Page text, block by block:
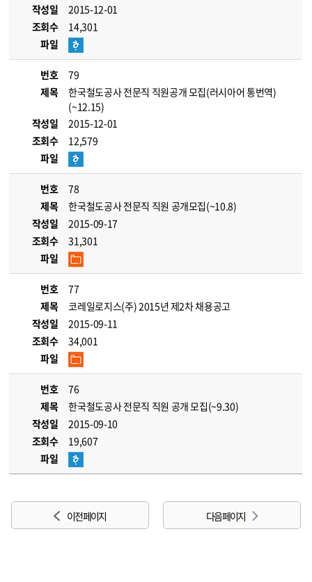
작성일
2015-12-01
조회수
14,301
파일
번호
79
제목
한국철도공사 전문직 직원공개 모집(러시아어 통번역)
(~12.15)
작성일
2015-12-01
조회수
12,579
파일
번호
78
제목
한국철도공사 전문직 직원 공개모집(~10.8)
작성일
2015-09-17
조회수
31,301
파일
번호
77
제목
코레일로지스(주) 2015년 제2차 채용공고
작성일
2015-09-11
조회수
34,001
파일
번호
76
제목
한국철도공사 전문직 직원 공개 모집(~9.30)
작성일
2015-09-10
조회수
19,607
파일
이전 페이지 다음 페이지